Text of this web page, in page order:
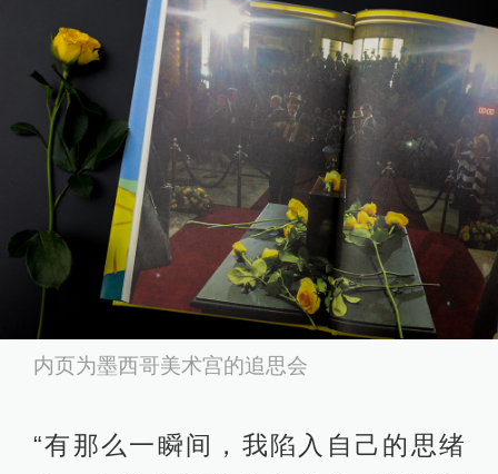
内页为墨西哥美术宫的追思会
“有那么一瞬间，我陷入自己的思绪